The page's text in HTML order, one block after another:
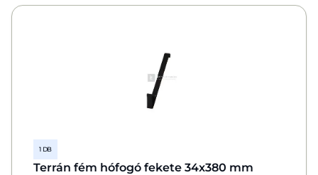
1 DB
Terrán fém hófogó fekete 34x380 mm